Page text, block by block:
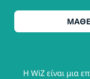
Η WiZ είναι μια